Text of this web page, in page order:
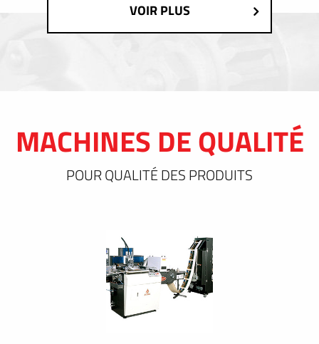
VOIR PLUS
MACHINES DE QUALITÉ
POUR QUALITÉ DES PRODUITS